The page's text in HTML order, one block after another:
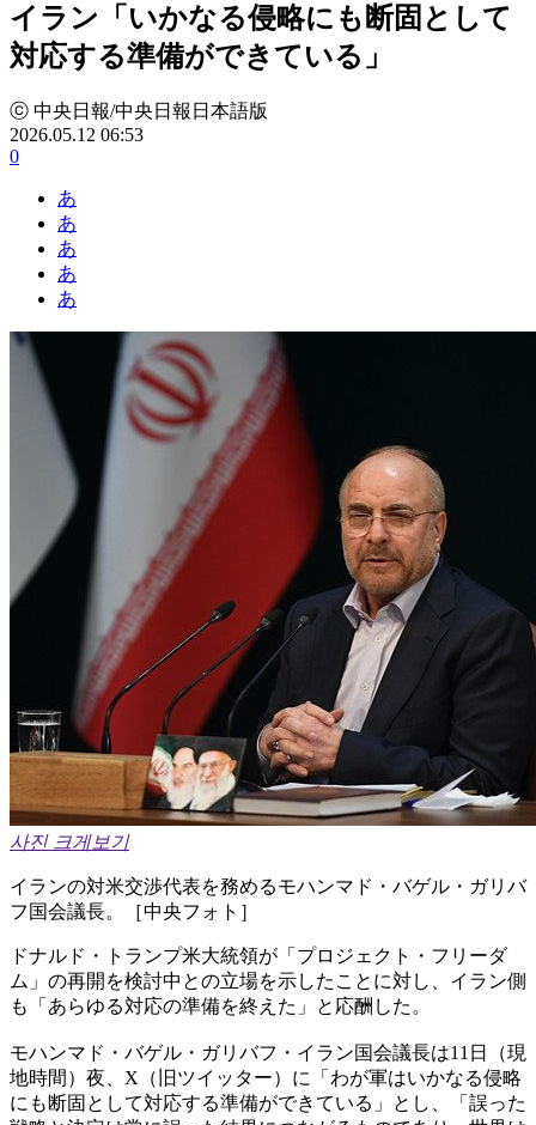
イラン「いかなる侵略にも断固として
対応する準備ができている」
ⓒ 中央日報/中央日報日本語版
2026.05.12 06:53
0
あ
あ
あ
あ
あ
사진 크게보기
イランの対米交渉代表を務めるモハンマド・バゲル・ガリバ
フ国会議長。［中央フォト］
ドナルド・トランプ米大統領が「プロジェクト・フリーダ
ム」の再開を検討中との立場を示したことに対し、イラン側
も「あらゆる対応の準備を終えた」と応酬した。
モハンマド・バゲル・ガリバフ・イラン国会議長は11日（現
地時間）夜、X（旧ツイッター）に「わが軍はいかなる侵略
にも断固として対応する準備ができている」とし、「誤った